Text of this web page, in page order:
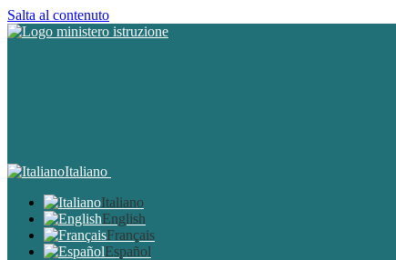
Salta al contenuto
Italiano
Italiano
English
Français
Español